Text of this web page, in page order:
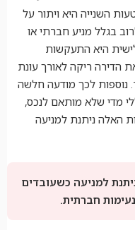
השנייה היא ויתור על
בגלל מניע חברתי או
היא התעקשות
הדירה ריקה לאורך עונת
נוספות לכך מודעה חלשה
מדי שלא מותאם לנכס,
האלה ניתנת למניעה
למניעה כשעובדים
חברתית.